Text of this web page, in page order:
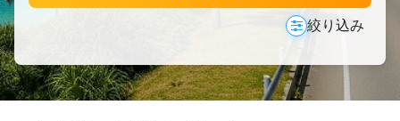
絞り込み